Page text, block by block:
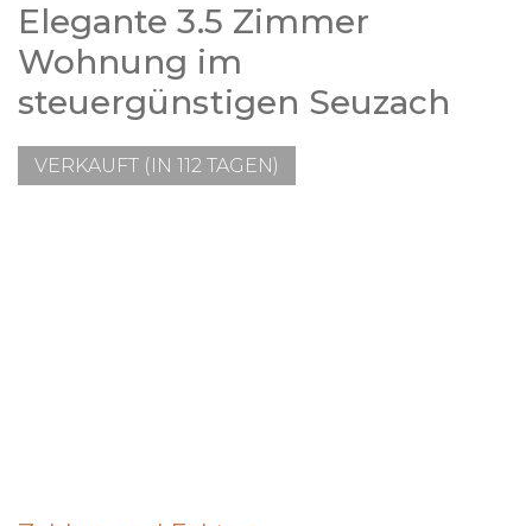
Elegante 3.5 Zimmer
Wohnung im
steuergünstigen Seuzach
VERKAUFT (IN 112 TAGEN)